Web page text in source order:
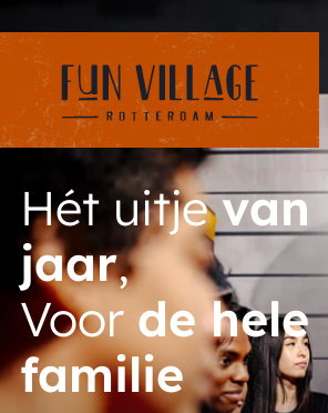
Hét uitjevan
jaar,
Voor de hele
familie